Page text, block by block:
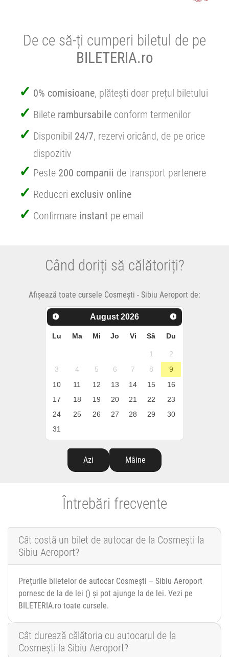
De ce să-ți cumperi biletul de pe
BILETERIA.ro
0% comisioane, plătești doar prețul biletului
Bilete rambursabile conform termenilor
Disponibil 24/7, rezervi oricând, de pe orice
dispozitiv
Peste 200 companii de transport partenere
Reduceri exclusiv online
Confirmare instant pe email
Când doriți să călătoriți?
Afișează toate cursele Cosmești - Sibiu Aeroport de:
August 2026
Lu Ma Mi Jo Vi Sâ Du
1
2
3
4 5 6 7 8
9
10
11 12 13 14 15
16
17
18 19 20 21 22
23
24
25 26 27 28 29
30
31
Azi Mâine
Întrebări frecvente
Cât costă un bilet de autocar de la Cosmești la
Sibiu Aeroport?
Prețurile biletelor de autocar Cosmești – Sibiu Aeroport
pornesc de la de lei () și pot ajunge la de lei. Vezi pe
BILETERIA.ro toate cursele.
Cât durează călătoria cu autocarul de la
Cosmești la Sibiu Aeroport?